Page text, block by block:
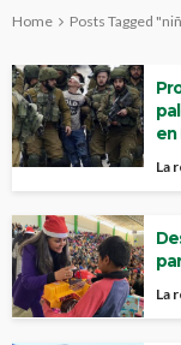
Home Posts Tagged
en
La
La